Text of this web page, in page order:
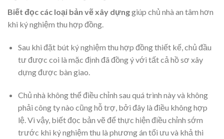
Biết đọc các loại bản vẽ xây dựnggiúp chủ nhà an tâm hơn
khi ký nghiệm thu hợp đồng.
Sau khi đặt bút ký nghiệm thu hợp đồng thiết kế, chủ đầu
tư được coi là mặc định đã đồng ý với tất cả hồ sơ xây
dựng được bàn giao.
Chủ nhà không thể điều chỉnh sau quá trình này và không
phải công ty nào cũng hỗ trợ, bởi đây là điều không hợp
lệ. Vì vậy, biết đọc bản vẽ để thực hiện điều chỉnh sớm
trước khi ký nghiệm thu là phương án tối ưu và khả thi